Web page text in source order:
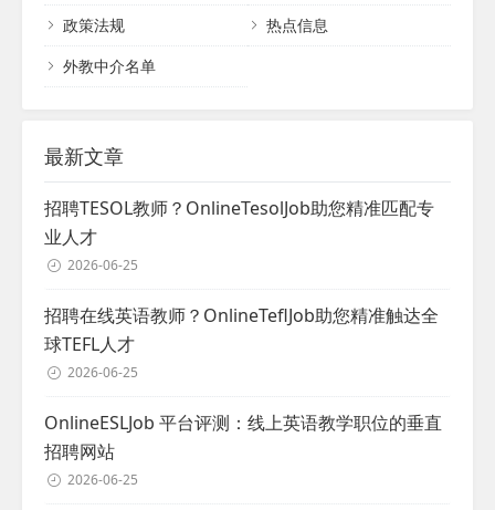
此，我们需要创新策略，以吸引更多合格的
外籍教师进入市场。 期望的不匹配 另一个常
政策法规
热点信息
外教中介名单
最新文章
招聘TESOL教师？OnlineTesolJob助您精准匹配专
业人才
2026-06-25
招聘在线英语教师？OnlineTeflJob助您精准触达全
球TEFL人才
2026-06-25
OnlineESLJob 平台评测：线上英语教学职位的垂直
招聘网站
2026-06-25